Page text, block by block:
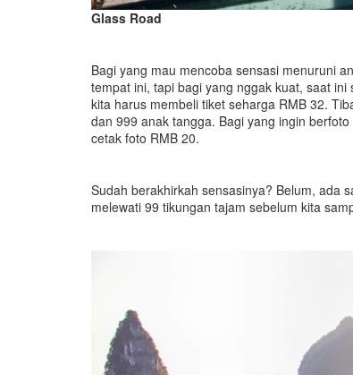
Glass Road
Bagi yang mau mencoba sensasi menuruni
tempat ini, tapi bagi yang nggak kuat, saat
kita harus membeli tiket seharga RMB 32.
dan 999 anak tangga. Bagi yang ingin
cetak foto RMB 20.
Sudah berakhirkah sensasinya? Belum, ada
melewati 99 tikungan tajam sebelum kita